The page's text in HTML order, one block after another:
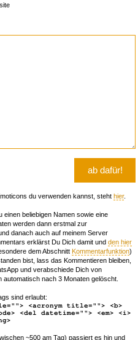
du verwenden kannst, steht hier.
beliebigen Namen sowie eine
werden dann erstmal zur
danach auch auf meinem Server
erklärst Du Dich damit und den hier
dem Abschnitt Kommentarfunktion)
bist, lass das Kommentieren bleiben,
und verabschiede Dich von
nach 3 Monaten gelöscht.
sind erlaubt:
<acronym title=""> <b>
<del datetime=""> <em> <i>
~500 am Tag) passiert es hin und